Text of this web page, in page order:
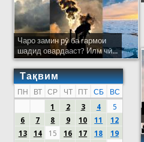
Чаро замин рӯ ба гармои
шадид овардааст? Илм чӣ...
Тақвим
ПН ВТ СР ЧТ ПТ СБ
ВС
1
2 3 4
5
6
7 8 9 10 11
12
13
14 15 16 17 18
19